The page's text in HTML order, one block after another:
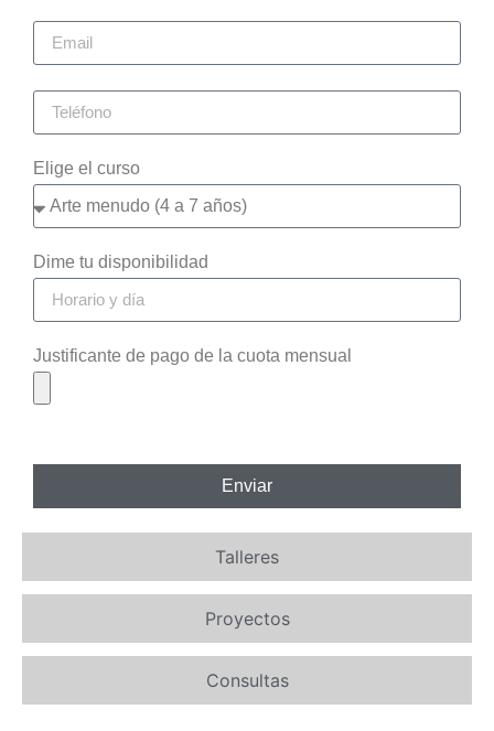
Talleres
Proyectos
Consultas
Elige el curso
Dime tu disponibilidad
Justificante de pago de la cuota mensual
Enviar